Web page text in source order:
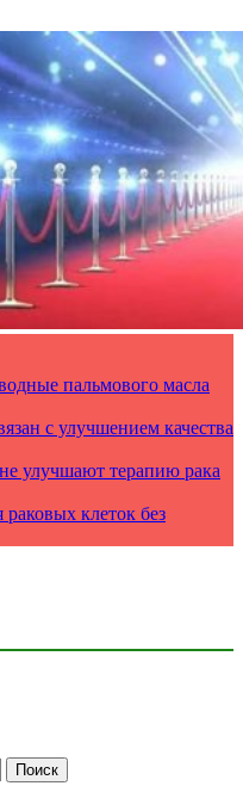
пальмового масла
с улучшением качества
улучшают терапию рака
клеток без